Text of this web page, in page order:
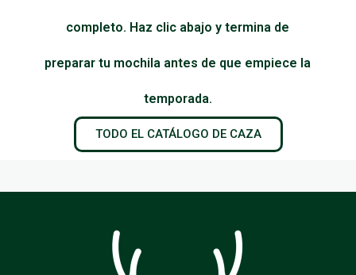
completo. Haz clic abajo y termina de
preparar tu mochila antes de que empiece la
temporada.
TODO EL CATÁLOGO DE CAZA